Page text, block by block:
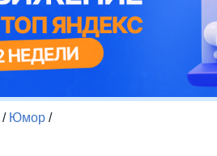
/ Юмор /